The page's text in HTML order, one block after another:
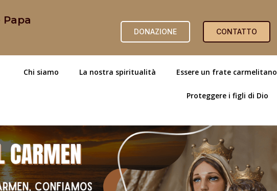
DONAZIONE CONTATTO
Chi siamo La nostra spiritualità Essere un frate carmelitano
Proteggere i figli di Dio